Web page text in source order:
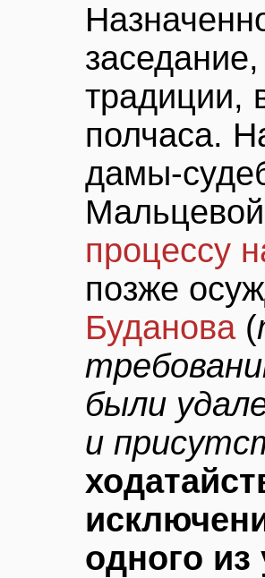
традиции,
полчаса.
дамы-
процессу
позже
Буданова(
были
и
одного из